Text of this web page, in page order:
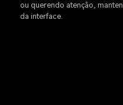
ou querendo atenção,
da interface.